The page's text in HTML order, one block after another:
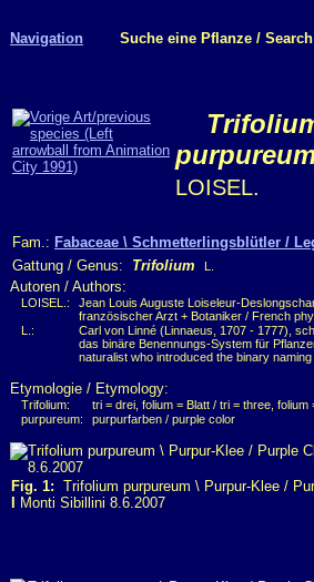
Navigation Suche eine Pflanze /
LOISEL.
Fam.: Fabaceae \ Schmetterlingsblütler /
Gattung / Genus: Trifolium L.
Autoren / Authors:
LOISEL.:
Jean Louis Auguste Loiseleur-
französischer Arzt + Botaniker / French
L.:
Carl von Linné (Linnaeus, 1707 - 1777),
das binäre Benennungs-System für
naturalist who introduced the binary
Etymologie / Etymology:
Trifolium:
tri = drei, folium = Blatt / tri = three, folium
purpureum:
purpurfarben / purple color
Fig. 1: Trifolium purpureum \ Purpur-Klee /
Monti Sibillini 8.6.2007